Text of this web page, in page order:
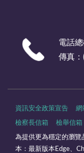
電話
傳真
資訊安全政策宣告 網
檢察長信箱 檢舉信箱
為提供更為穩定的瀏覽
本：最新版本Edge、